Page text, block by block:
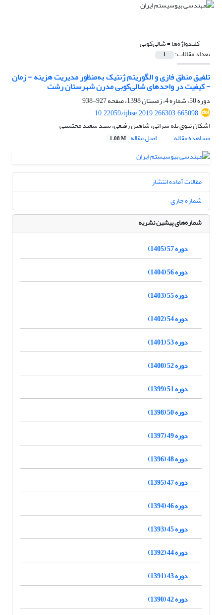
کلیدواژه‌ها =شالی‌کوبی
تعداد مقالات: 1
تلفیق منطق فازی و الگوریتم ژنتیک به‌منظور مدیریت هزینه - زمان
- کیفیت در واحدهای شالی‌کوبی مدرن شهرستان رشت
دوره 50، شماره 4، زمستان 1398، صفحه
927-938
10.22059/ijbse.2019.266303.665098
اشکان نبوی پله سرائی، شاهین رفیعی، سید سعید محتسبی
مشاهده مقاله
اصل مقاله 1.08 M
مقالات آماده انتشار
شماره جاری
شماره‌های پیشین نشریه
دوره 57 (1405)
دوره 56 (1404)
دوره 55 (1403)
دوره 54 (1402)
دوره 53 (1401)
دوره 52 (1400)
دوره 51 (1399)
دوره 50 (1398)
دوره 49 (1397)
دوره 48 (1396)
دوره 47 (1395)
دوره 46 (1394)
دوره 45 (1393)
دوره 44 (1392)
دوره 43 (1391)
دوره 42 (1390)